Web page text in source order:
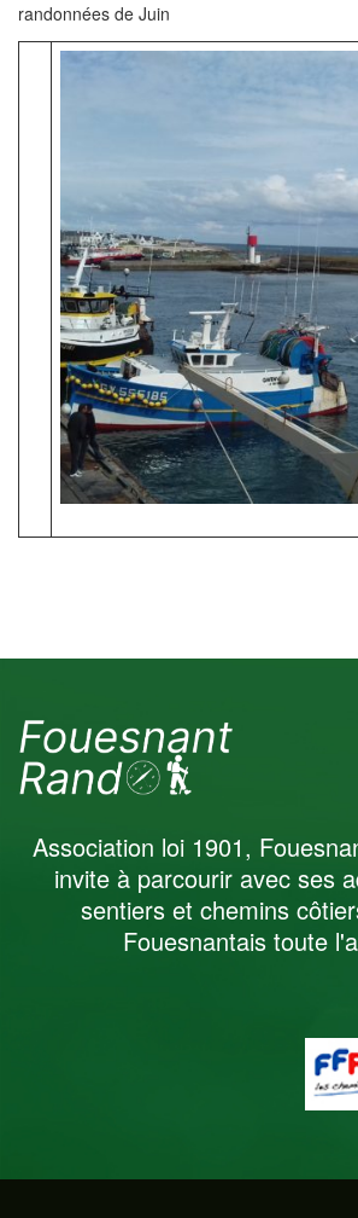
randonnées de Juin
Nos randos du mois
Association loi 1901,
invite à parcourir avec ses
sentiers et chemins
Fouesnantais toute